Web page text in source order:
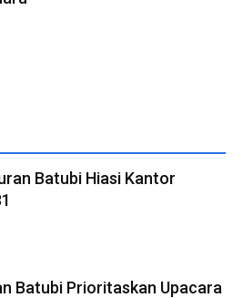
Batubi Hiasi Kantor
Batubi Prioritaskan Upacara